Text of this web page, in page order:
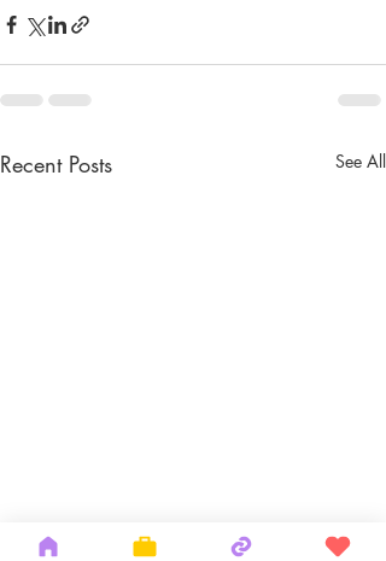
Recent Posts See All